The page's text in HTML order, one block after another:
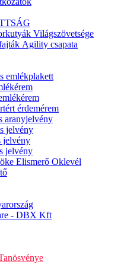
Világszövetsége
Agility csapata
emlékplakett
érdemérem
aranyjelvény
jelvény
jelvény
jelvény
Elismerő Oklevél
- DBX Kft